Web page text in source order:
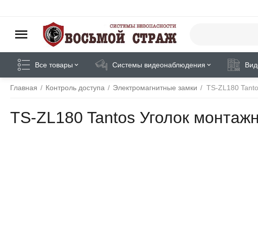
Все товары Системы видеонаблюдения
Главная / Контроль доступа / Электромагнитные замки / TS-ZL180
TS-ZL180 Tantos Уголок